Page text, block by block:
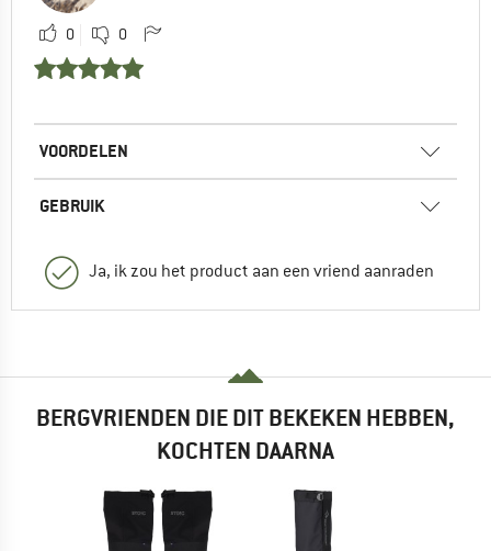
0 0
VOORDELEN
GEBRUIK
Ja, ik zou het product aan een vriend aanraden
BERGVRIENDEN DIE DIT BEKEKEN HEBBEN,
KOCHTEN DAARNA